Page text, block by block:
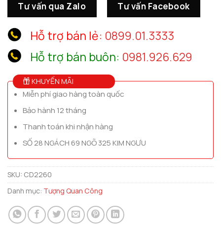
Tư vấn qua Zalo Tư vấn Facebook
Hỗ trợ bán lẻ: 0899.01.3333
Hỗ trợ bán buôn: 0981.926.629
KHUYẾN MÃI
Miễn phí giao hàng toàn quốc
Bảo hành 12 tháng
Thanh toán khi nhận hàng
SỐ 28 NGÁCH 69 NGÕ 325 KIM NGƯU
SKU: CD2260
Danh mục: Tượng Quan Công